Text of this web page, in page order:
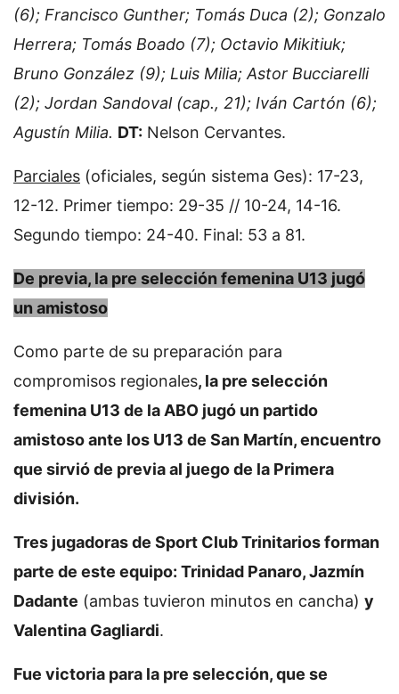
(6); Francisco Gunther; Tomás Duca (2); Gonzalo
Herrera; Tomás Boado (7); Octavio Mikitiuk;
Bruno González (9); Luis Milia; Astor Bucciarelli
(2); Jordan Sandoval (cap., 21); Iván Cartón (6);
Agustín Milia. DT: Nelson Cervantes.
Parciales (oficiales, según sistema Ges): 17-23,
12-12. Primer tiempo: 29-35 // 10-24, 14-16.
Segundo tiempo: 24-40. Final: 53 a 81.
De previa, la pre selección femenina U13 jugó
un amistoso
Como parte de su preparación para
compromisos regionales, la pre selección
femenina U13 de la ABO jugó un partido
amistoso ante los U13 de San Martín, encuentro
que sirvió de previa al juego de la Primera
división.
Tres jugadoras de Sport Club Trinitarios forman
parte de este equipo: Trinidad Panaro, Jazmín
Dadante (ambas tuvieron minutos en cancha) y
Valentina Gagliardi.
Fue victoria para la pre selección, que se